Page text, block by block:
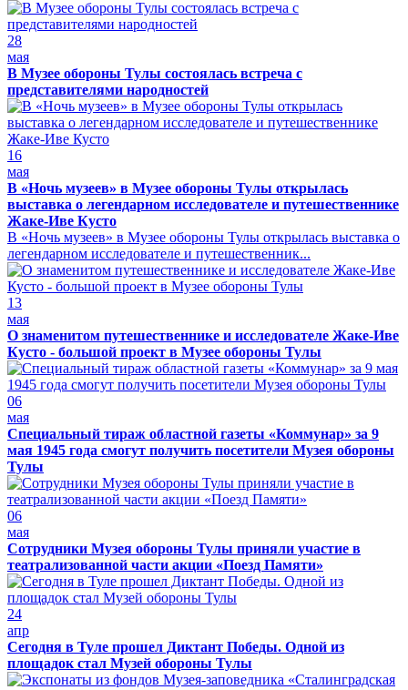
28
мая
В Музее обороны Тулы состоялась встреча с
представителями народностей
16
мая
В «Ночь музеев» в Музее обороны Тулы открылась
выставка о легендарном исследователе и путешественнике
Жаке-Иве Кусто
В «Ночь музеев» в Музее обороны Тулы открылась выставка о
легендарном исследователе и путешественник...
13
мая
О знаменитом путешественнике и исследователе Жаке-Иве
Кусто - большой проект в Музее обороны Тулы
06
мая
Специальный тираж областной газеты «Коммунар» за 9
мая 1945 года смогут получить посетители Музея обороны
Тулы
06
мая
Сотрудники Музея обороны Тулы приняли участие в
театрализованной части акции «Поезд Памяти»
24
апр
Сегодня в Туле прошел Диктант Победы. Одной из
площадок стал Музей обороны Тулы